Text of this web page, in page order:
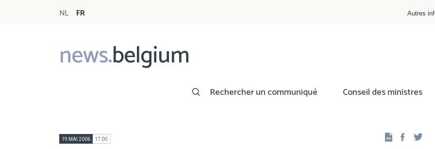
NL FR Autres
news.belgium
Main
navigation
Rechercher un communiqué Conseil des ministres
19 MAI 2006 17:00